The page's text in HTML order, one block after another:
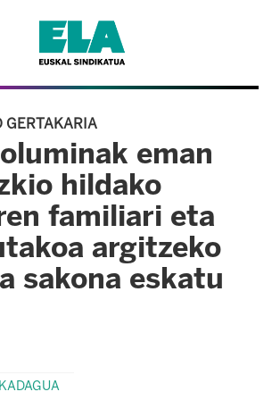
GERTAKARIA
eman
hildako
familiari eta
argitzeko
sakona eskatu